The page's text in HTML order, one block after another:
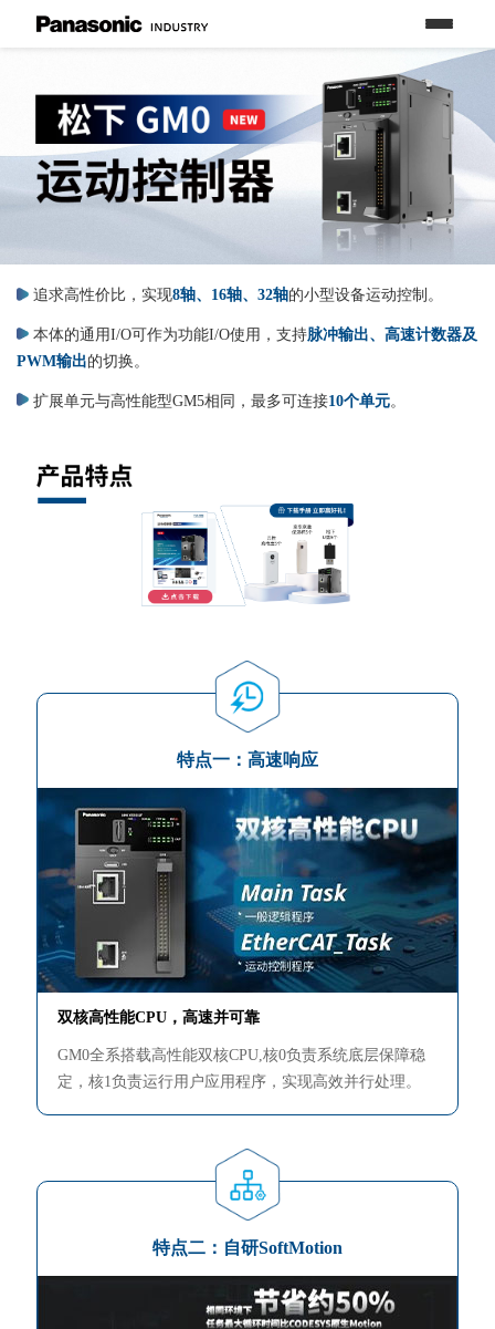
高性价比GM0
全能型GM5
追求高性价比，实现8轴、16轴、32轴的小型设备运动控制。
本体的通用I/O可作为功能I/O使用，支持脉冲输出、高速计数器及
PWM输出的切换。
扩展单元与高性能型GM5相同，最多可连接10个单元。
特点一：高速响应
双核高性能CPU，高速并可靠
GM0全系搭载高性能双核CPU,核0负责系统底层保障稳
定，核1负责运行用户应用程序，实现高效并行处理。
特点二：自研SoftMotion